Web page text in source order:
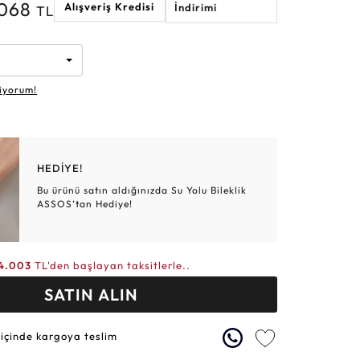
Elmas Bilezikler
Altın Tesbihler
Altın Hasır Setler
Violet
TL
Alışveriş Kredisi
İndirimi
HEDİYE!
Bu ürünü satın aldığınızda Su Yolu Bileklik
ASSOS’tan Hediye!
TL'den başlayan taksitlerle..
SATIN ALIN
kargoya teslim